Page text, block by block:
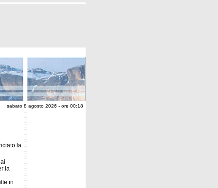
sabato 8 agosto 2026 - ore 00:18
la
la
in